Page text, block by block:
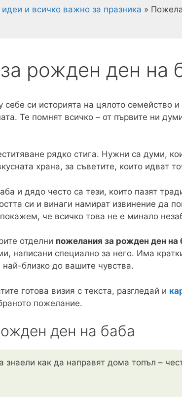
и всичко важно за празника »
рожден ден на
себе си историята на цялото семейство
Те помнят всичко – от първите ни
рядко стига. Нужни са думи,
храна, за съветите, които идват
и дядо често са тези, които пазят
си и винаги намират извинение да
че всичко това не е минало
отделни пожелания за рожден ден на
написани специално за него. Има
най-близко до вашите чувства.
готова визия с текста, разгледай и
пожелание.
ден на баба
знаели как да направят дома топъл –